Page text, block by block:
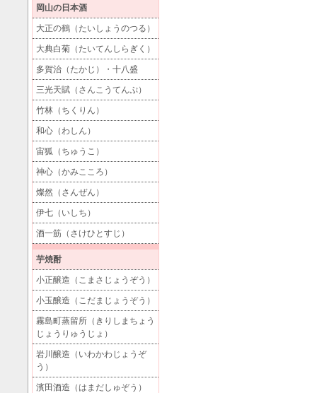
岡山の日本酒
大正の鶴（たいしょうのつる）
大典白菊（たいてんしらぎく）
多賀治（たかじ）・十八盛
三光天賦（さんこうてんぷ）
竹林（ちくりん）
和心（わしん）
宙狐（ちゅうこ）
神心（かみこころ）
燦然（さんぜん）
伊七（いしち）
酒一筋（さけひとすじ）
芋焼酎
小正醸造（こまさじょうぞう）
小玉醸造（こだまじょうぞう）
霧島町蒸留所（きりしまちょう
じょうりゅうじょ）
岩川醸造（いわかわじょうぞ
う）
濱田酒造（はまだしゅぞう）